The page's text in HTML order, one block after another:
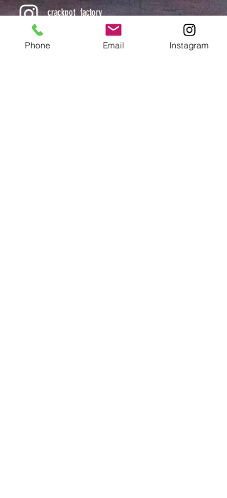
crackpot_factory
Phone Email Instagram